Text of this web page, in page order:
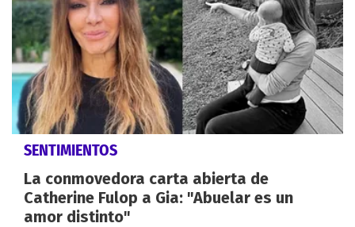
SENTIMIENTOS
La conmovedora carta abierta de
Catherine Fulop a Gia: "Abuelar es un
amor distinto"